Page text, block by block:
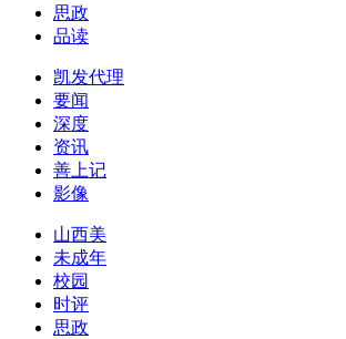
思政
品读
凯发代理
要闻
深度
资讯
善上记
影像
山西美
未成年
校园
时评
思政